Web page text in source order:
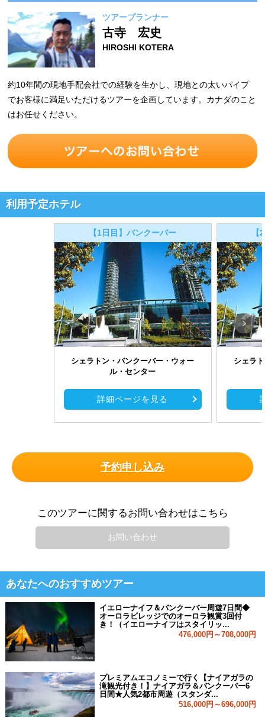
ツアープランナー
古寺 宏史
HIROSHI KOTERA
約10年間の現地手配会社での経験を生かし、現地との太いパイプ
でお客様に満足いただけるツアーを企画しています。カナダのこと
はお任せください。
利用予定ホテル
【1日目】バンクーバー
シェラトン・バンクーバー・ウォー
ル・センター
詳細ページを見る
シェラ
予約申し込み
このツアーに関するお問い合わせはこちら
お問い合わせ
あなたへのおすすめツアー
イエローナイフ＆バンクーバー周遊7日間◆
オーロラビレッジでのオーロラ観賞3回付
き！（イエローナイフはスタイリッ...
476,000円～708,000円
プレミアムエコノミーで行く【ナイアガラの
滝観光付き！】ナイアガラ＆バンクーバー6
日間★人気2都市周遊（スタンダ...
516,000円～696,000円